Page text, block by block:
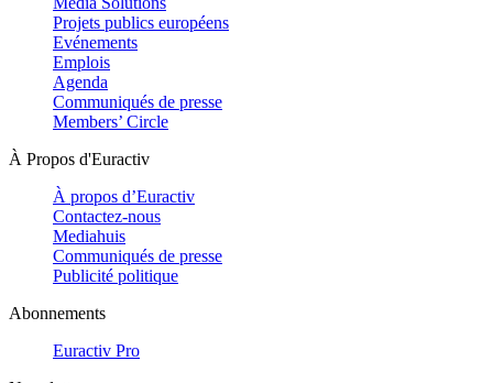
Projets publics européens
Evénements
Emplois
Agenda
Communiqués de presse
Members’ Circle
À Propos d'Euractiv
À propos d’Euractiv
Contactez-nous
Mediahuis
Communiqués de presse
Publicité politique
Abonnements
Euractiv Pro